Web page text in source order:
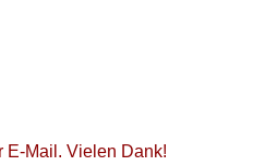
E-Mail. Vielen Dank!